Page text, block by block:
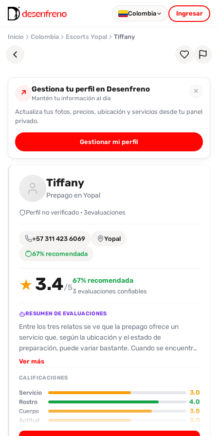
Colombia Ingresar
Inicio Colombia Escorts Yopal Tiffany
Favoritos
Pronto
podrás
registrarte
guardar
favoritas
para
fácilmente.
↗ Gestiona tu perfil en Desenfreno
Mantén tu información al día
✕
Actualiza tus fotos, precios, ubicación y servicios desde tu panel
privado.
Gestionar mi perfil
Tiffany
Prepago en Yopal
Perfil no verificado · 3evaluaciones
+57 311 423 6069 Yopal
67% recomendada
★ 3.4/5
67% recomendada
3 evaluaciones confiables
RESUMEN DE EVALUACIONES
Entre los tres relatos se ve que la prepago ofrece un
servicio que, según la ubicación y el estado de
preparación, puede variar bastante. Cuando se encuentra
en un lugar cómodo (hotel o casa con buena disposición)
toma el tiempo de conversar y mostrar iniciativa (besos y
oral con condón). Su físico se describe como “robusta,
gordita” con un trasero bien definido y una cara simpática;
la barriga suele ser evidente, pero para los que gustan de
las mujeres “trozudas” puede resultar atractiva. El servicio
de sexo suele ser bueno, con varias posiciones y una
Ver más
CALIFICACIONES
Servicio 3.0
Rostro 4.0
Cuerpo 3.8
Actitud 3.0